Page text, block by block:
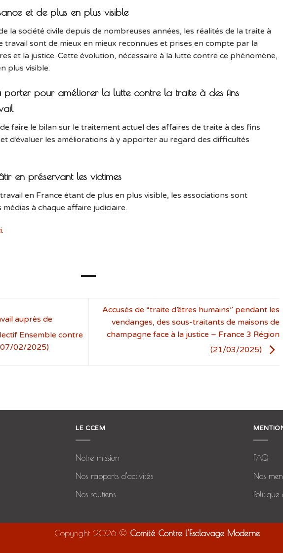
et de plus en plus visible
la société civile depuis de nombreuses années, les réalités de la traite à
travail sont de mieux en mieux reconnues et prises en compte par la
et la justice. Cette évolution, nécessaire à la lutte contre ce phénomène,
plus visible.
porter pour améliorer la lutte contre la traite à des fins
de faire le bilan sur le traitement actuel des affaires de traite à des fins
d’évaluer les améliorations à y apporter au regard des difficultés
en préservant les victimes
en France étant de plus en plus visible, les associations sont
à chaque affaire judiciaire.
.
auprès de
Ensemble contre
02/2025)
Accusés de “traite d’êtres humains” pendant les
vendanges, des sous-traitants de maisons de
champagne face à la justice – France 3 Région
(21/03/2025)
LE CCEM
Notre mission
Nos rapports d’activités
Nos soutiens
FAQ
Nos
Copyright 2026 © Comité Contre l'Esclavage Moderne